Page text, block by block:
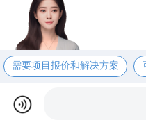
需要项目报价和解决方案